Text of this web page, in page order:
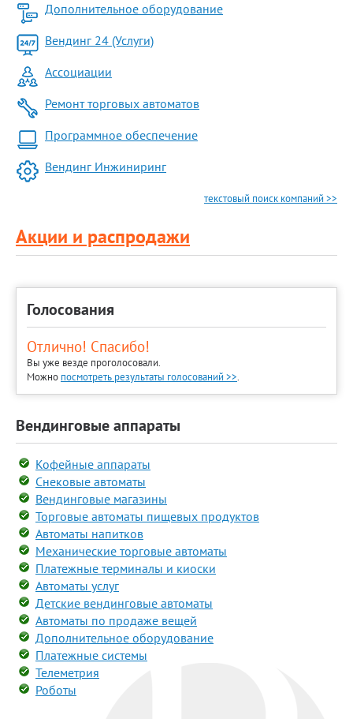
Дополнительное оборудование
Вендинг 24 (Услуги)
Ассоциации
Ремонт торговых автоматов
Программное обеспечение
Вендинг Инжиниринг
текстовый поиск компаний >>
Акции и распродажи
Голосования
Отлично! Спасибо!
Вы уже везде проголосовали.
Можно посмотреть результаты голосований >>.
Вендинговые аппараты
Кофейные аппараты
Снековые автоматы
Вендинговые магазины
Торговые автоматы пищевых продуктов
Автоматы напитков
Механические торговые автоматы
Платежные терминалы и киоски
Автоматы услуг
Детские вендинговые автоматы
Автоматы по продаже вещей
Дополнительное оборудование
Платежные системы
Телеметрия
Роботы